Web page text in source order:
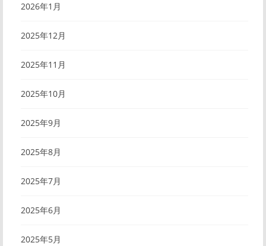
2026年1月
2025年12月
2025年11月
2025年10月
2025年9月
2025年8月
2025年7月
2025年6月
2025年5月